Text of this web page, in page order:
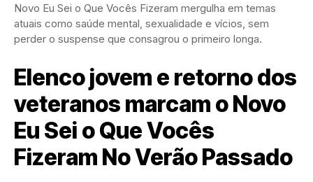
Novo Eu Sei o Que Vocês Fizeram mergulha em temas
atuais como saúde mental, sexualidade e vícios, sem
perder o suspense que consagrou o primeiro longa.
Elenco jovem e retorno dos
veteranos marcam o Novo
Eu Sei o Que Vocês
Fizeram No Verão Passado